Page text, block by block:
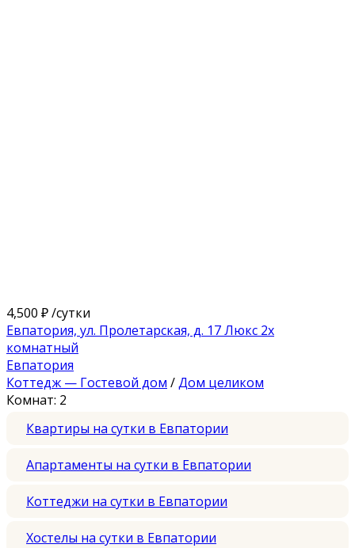
4,500 ₽/сутки
Евпатория, ул. Пролетарская, д. 17 Люкс 2х
комнатный
Евпатория
Коттедж — Гостевой дом /Дом целиком
Комнат: 2
Квартиры на сутки в Евпатории
Апартаменты на сутки в Евпатории
Коттеджи на сутки в Евпатории
Хостелы на сутки в Евпатории